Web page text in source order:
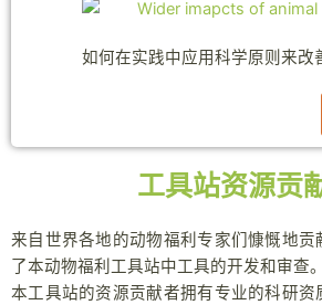
如何在实践中应用科学原则来改
工具站资源贡
来自世界各地的动物福利专家们慷慨地贡
了本动物福利工具站中工具的开发和审查。
本工具站的资源贡献者拥有专业的科研资